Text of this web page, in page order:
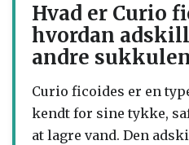
Hvad er Curio
hvordan
andre
Curio ficoides er en
kendt for sine tykke,
at lagre vand. Den